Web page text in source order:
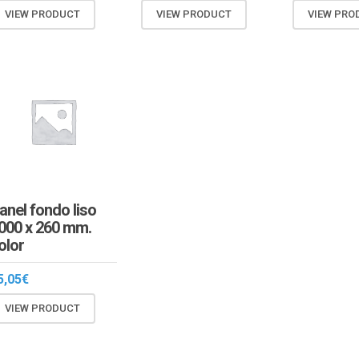
VIEW PRODUCT VIEW PRODUCT VIEW
fondo liso
x 260 mm.
€
VIEW PRODUCT